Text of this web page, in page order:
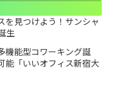
を見つけよう！サンシャ
生
機能型コワーキング誕
能「いいオフィス新宿大